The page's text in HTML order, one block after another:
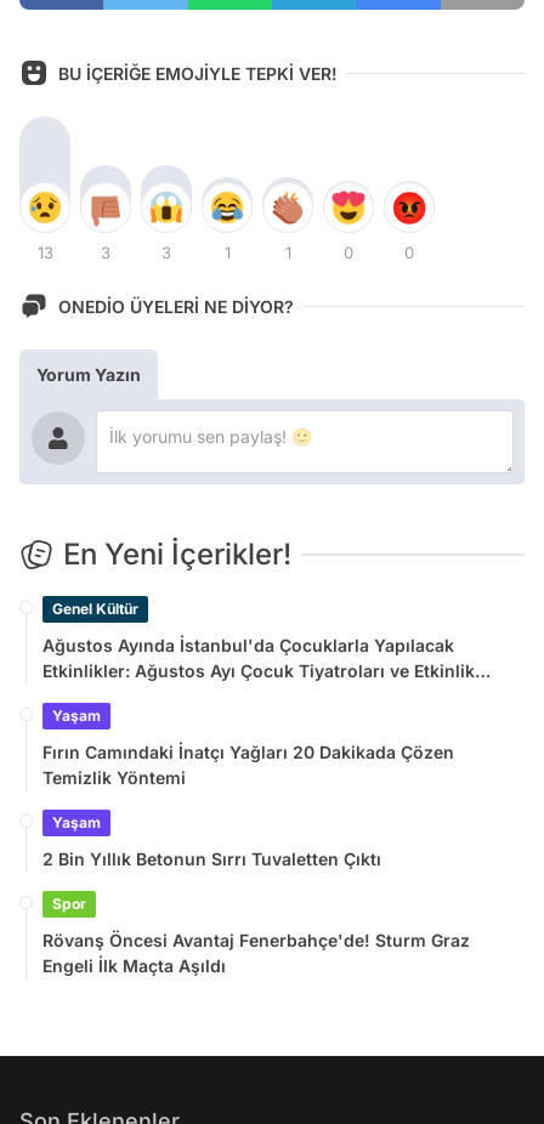
BU İÇERİĞE EMOJİYLE TEPKİ VER!
13 3 3 1 1 0 0
ONEDİO ÜYELERİ NE DİYOR?
Yorum Yazın
En Yeni İçerikler!
Genel Kültür
Ağustos Ayında İstanbul'da Çocuklarla Yapılacak
Etkinlikler: Ağustos Ayı Çocuk Tiyatroları ve Etkinlik
Yaşam
Fırın Camındaki İnatçı Yağları 20 Dakikada Çözen
Temizlik Yöntemi
Yaşam
2 Bin Yıllık Betonun Sırrı Tuvaletten Çıktı
Spor
Rövanş Öncesi Avantaj Fenerbahçe'de! Sturm Graz
Engeli İlk Maçta Aşıldı